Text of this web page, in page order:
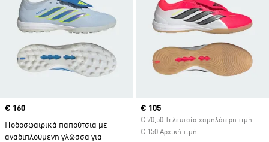
Price
€ 160
Ποδοσφαιρικά παπούτσια με
αναδιπλούμενη γλώσσα για
Current price
€ 105
€ 70,50 Τελευταία χαμηλότερη τιμή
€ 150 Αρχική τιμή